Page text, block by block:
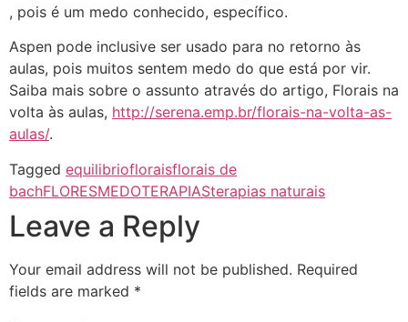
, pois é um medo conhecido, específico.
Aspen pode inclusive ser usado para no retorno às
aulas, pois muitos sentem medo do que está por vir.
Saiba mais sobre o assunto através do artigo, Florais na
volta às aulas, http://serena.emp.br/florais-na-volta-as-
aulas/.
Tagged equilibriofloraisflorais de
bachFLORESMEDOTERAPIASterapias naturais
Leave a Reply
Your email address will not be published. Required
fields are marked *